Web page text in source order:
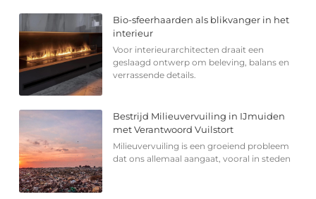
Bio-sfeerhaarden als blikvanger in het
interieur
Voor interieurarchitecten draait een
geslaagd ontwerp om beleving, balans en
verrassende details.
Bestrijd Milieuvervuiling in IJmuiden
met Verantwoord Vuilstort
Milieuvervuiling is een groeiend probleem
dat ons allemaal aangaat, vooral in steden